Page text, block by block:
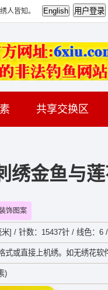
绣人皆知。
共享交换区
绣金鱼与
饰图案
] / 针数：15437针 / 线色：6
或直接上机绣。如无绣花软
)